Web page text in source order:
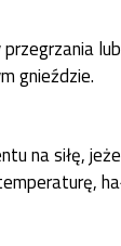
gnieździe.
na siłę,